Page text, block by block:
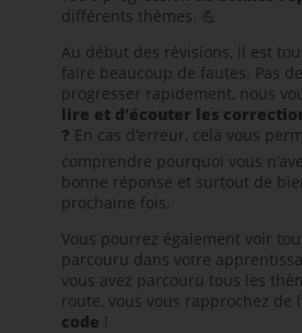
différents thèmes. 💪
Au début des révisions, il est
faire beaucoup de fautes. Pas
progresser rapidement, nous
lire et d’écouter les
❓ En cas d’erreur, cela vous
comprendre pourquoi vous
bonne réponse et surtout de
prochaine fois.
Vous pourrez également voir
parcouru dans votre
vous avez parcouru tous les
route, vous vous rapprochez de l’
code !